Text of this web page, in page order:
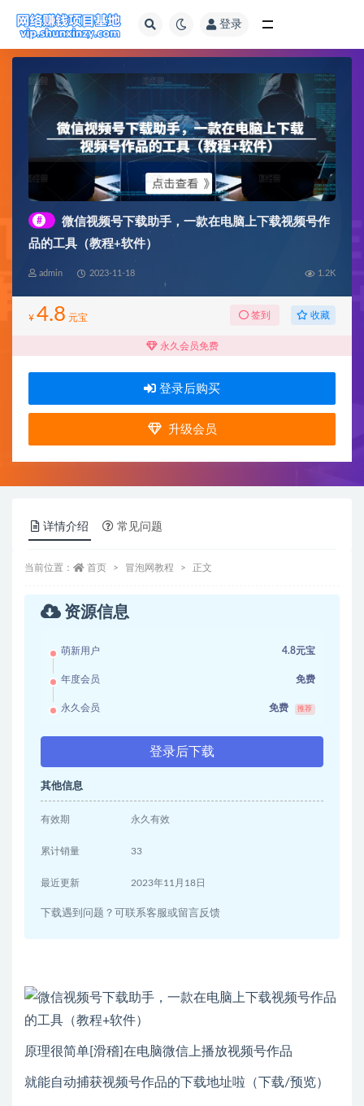
登录
#
微信视频号下载助手，一款在电脑上下载视频号作
品的工具（教程+软件）
admin 2023-11-18 1.2K
¥ 4.8 元宝 签到 收藏
永久会员免费
登录后购买
升级会员
详情介绍 常见问题
当前位置： 首页 冒泡网教程 正文
资源信息
萌新用户 4.8元宝
年度会员 免费
永久会员 免费 推荐
登录后下载
其他信息
有效期 永久有效
累计销量 33
最近更新 2023年11月18日
下载遇到问题？可联系客服或留言反馈
原理很简单[滑稽]在电脑微信上播放视频号作品
就能自动捕获视频号作品的下载地址啦（下载/预览）